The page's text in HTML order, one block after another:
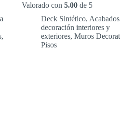
,
precios:
desde
$1,441.00
hasta
Valorado con 5.00de 5
Deck Sintético,
decoración interiores y
exteriores, Muros
Pisos